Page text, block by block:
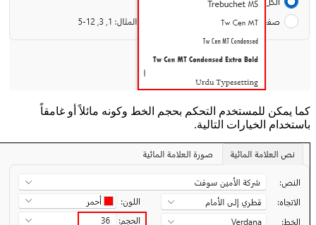
كما يمكن للمستخدم التحكم بحجم الخط وكونه مائلاً أو غامقاً
باستخدام الخيارات التالية.